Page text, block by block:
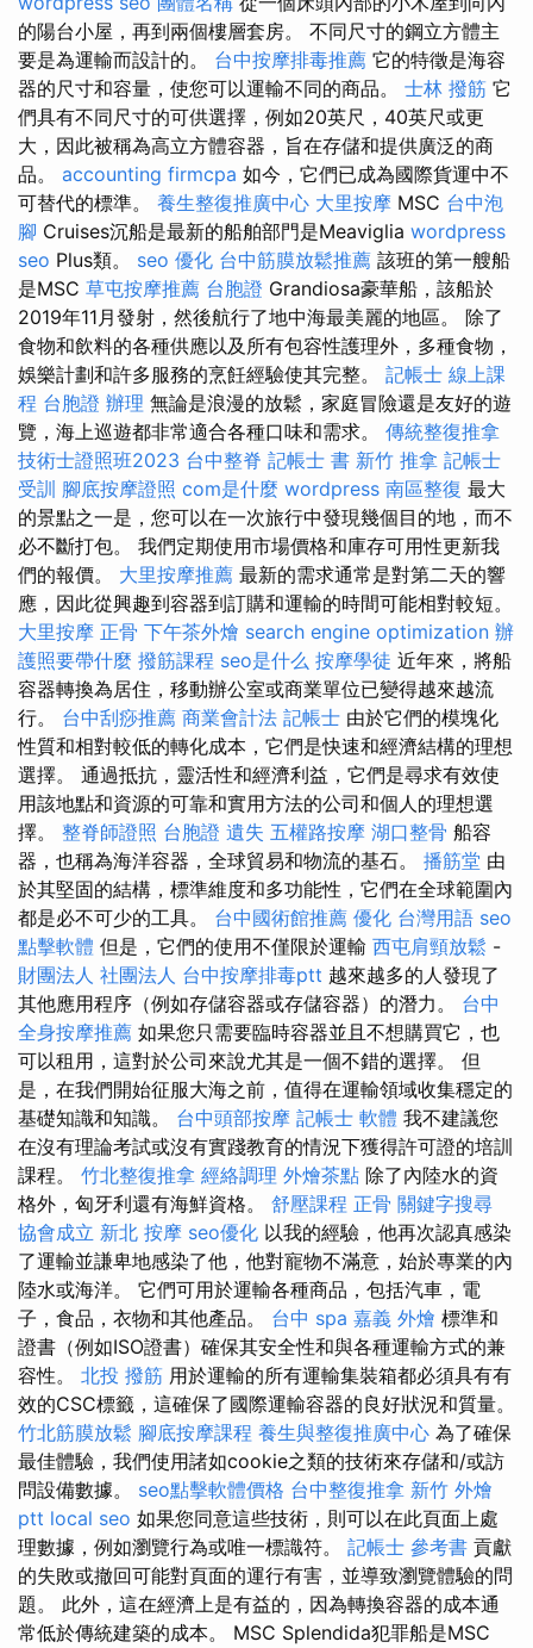
的陽台小屋，再到兩個樓層套房。 不同尺寸的鋼立方體主
要是為運輸而設計的。 台中按摩排毒推薦 它的特徵是海容
器的尺寸和容量，使您可以運輸不同的商品。 士林 撥筋 它
們具有不同尺寸的可供選擇，例如20英尺，40英尺或更
大，因此被稱為高立方體容器，旨在存儲和提供廣泛的商
品。 accounting firmcpa 如今，它們已成為國際貨運中不
可替代的標準。 養生整復推廣中心 大里按摩 MSC 台中泡
腳 Cruises沉船是最新的船舶部門是Meaviglia wordpress
seo Plus類。 seo 優化 台中筋膜放鬆推薦 該班的第一艘船
是MSC 草屯按摩推薦 台胞證 Grandiosa豪華船，該船於
2019年11月發射，然後航行了地中海最美麗的地區。 除了
食物和飲料的各種供應以及所有包容性護理外，多種食物，
娛樂計劃和許多服務的烹飪經驗使其完整。 記帳士 線上課
程 台胞證 辦理 無論是浪漫的放鬆，家庭冒險還是友好的遊
覽，海上巡遊都非常適合各種口味和需求。 傳統整復推拿
技術士證照班2023 台中整脊 記帳士 書 新竹 推拿 記帳士
受訓 腳底按摩證照 com是什麼 wordpress 南區整復 最大
的景點之一是，您可以在一次旅行中發現幾個目的地，而不
必不斷打包。 我們定期使用市場價格和庫存可用性更新我
們的報價。 大里按摩推薦 最新的需求通常是對第二天的響
應，因此從興趣到容器到訂購和運輸的時間可能相對較短。
大里按摩 正骨 下午茶外燴 search engine optimization 辦
護照要帶什麼 撥筋課程 seo是什么 按摩學徒 近年來，將船
容器轉換為居住，移動辦公室或商業單位已變得越來越流
行。 台中刮痧推薦 商業會計法 記帳士 由於它們的模塊化
性質和相對較低的轉化成本，它們是快速和經濟結構的理想
選擇。 通過抵抗，靈活性和經濟利益，它們是尋求有效使
用該地點和資源的可靠和實用方法的公司和個人的理想選
擇。 整脊師證照 台胞證 遺失 五權路按摩 湖口整骨 船容
器，也稱為海洋容器，全球貿易和物流的基石。 播筋堂 由
於其堅固的結構，標準維度和多功能性，它們在全球範圍內
都是必不可少的工具。 台中國術館推薦 優化 台灣用語 seo
點擊軟體 但是，它們的使用不僅限於運輸 西屯肩頸放鬆 -
財團法人 社團法人 台中按摩排毒ptt 越來越多的人發現了
其他應用程序（例如存儲容器或存儲容器）的潛力。 台中
全身按摩推薦 如果您只需要臨時容器並且不想購買它，也
可以租用，這對於公司來說尤其是一個不錯的選擇。 但
是，在我們開始征服大海之前，值得在運輸領域收集穩定的
基礎知識和知識。 台中頭部按摩 記帳士 軟體 我不建議您
在沒有理論考試或沒有實踐教育的情況下獲得許可證的培訓
課程。 竹北整復推拿 經絡調理 外燴茶點 除了內陸水的資
格外，匈牙利還有海鮮資格。 舒壓課程 正骨 關鍵字搜尋
協會成立 新北 按摩 seo優化 以我的經驗，他再次認真感染
了運輸並謙卑地感染了他，他對寵物不滿意，始於專業的內
陸水或海洋。 它們可用於運輸各種商品，包括汽車，電
子，食品，衣物和其他產品。 台中 spa 嘉義 外燴 標準和
證書（例如ISO證書）確保其安全性和與各種運輸方式的兼
容性。 北投 撥筋 用於運輸的所有運輸集裝箱都必須具有有
效的CSC標籤，這確保了國際運輸容器的良好狀況和質量。
竹北筋膜放鬆 腳底按摩課程 養生與整復推廣中心 為了確保
最佳體驗，我們使用諸如cookie之類的技術來存儲和/或訪
問設備數據。 seo點擊軟體價格 台中整復推拿 新竹 外燴
ptt local seo 如果您同意這些技術，則可以在此頁面上處
理數據，例如瀏覽行為或唯一標識符。 記帳士 參考書 貢獻
的失敗或撤回可能對頁面的運行有害，並導致瀏覽體驗的問
題。 此外，這在經濟上是有益的，因為轉換容器的成本通
常低於傳統建築的成本。 MSC Splendida犯罪船是MSC